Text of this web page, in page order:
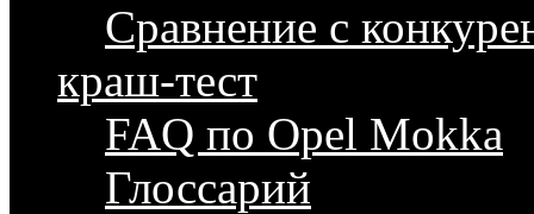
Сравнение с
краш-тест
FAQ по Opel Mokka
Глоссарий